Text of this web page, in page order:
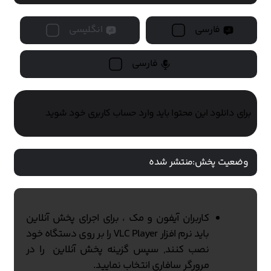
فارسی انگلیسی
فارسی
برای دانلود این محتوا باید وارد حساب کاربری خود شوید
وضعیت پخش:منتشر شده
کاربران آیفون و مک ، برای اجرای پخش آنلاین
باید نرم افزار VLC Player را بر روی دستگاه خود
نصب کنند, سپس گزینه پخش آنلاین را در
مرورگر سافاری انتخاب نمایید.